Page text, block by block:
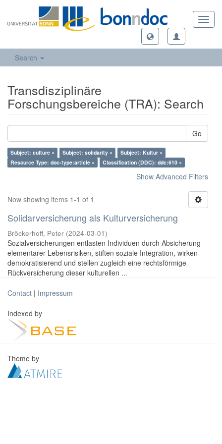
Search
Transdisziplinäre
Forschungsbereiche (TRA): Search
Go
Subject: culture × Subject: solidarity ×
Subject: Kultur ×
Resource Type: doc-type:article ×
Classification (DDC): ddc:610 ×
Show Advanced Filters
Now showing items 1-1 of 1
Solidarversicherung als Kulturversicherung
Bröckerhoff, Peter (2024-03-01)
Sozialversicherungen entlasten Individuen durch Absicherung
elementarer Lebensrisiken, stiften soziale Integration, wirken
demokratisierend und stellen zugleich eine rechtsförmige
Rückversicherung dieser kulturellen ...
Contact | Impressum
Indexed by
Theme by